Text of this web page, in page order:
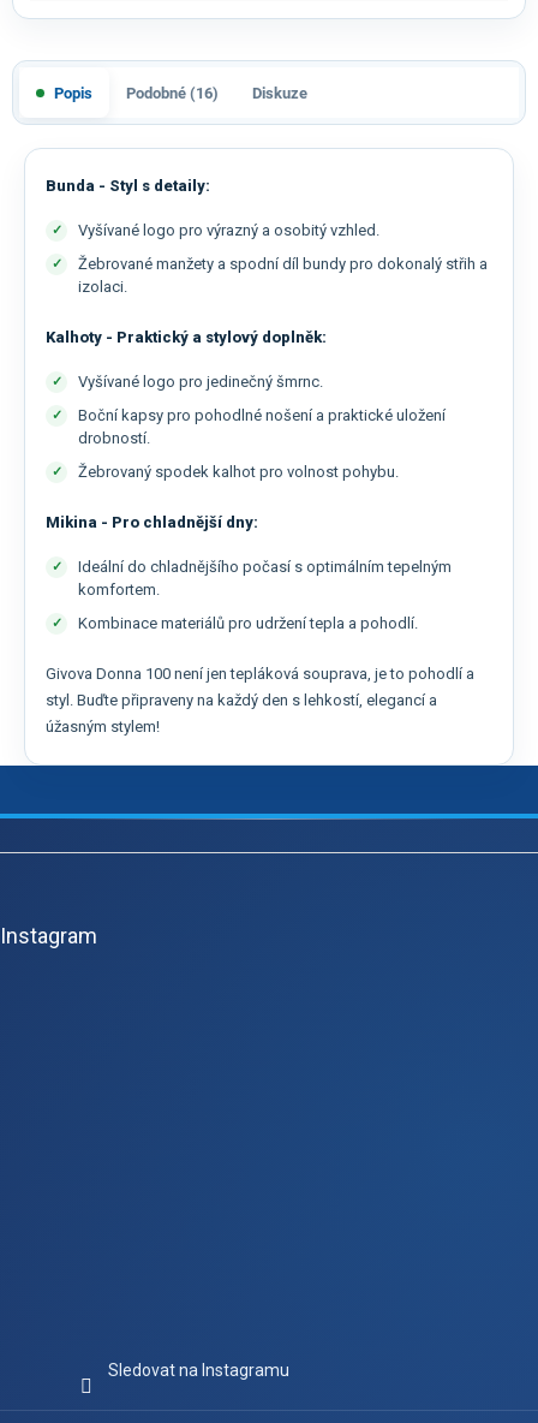
Popis Podobné (16) Diskuze
Bunda - Styl s detaily:
Vyšívané logo pro výrazný a osobitý vzhled.
Žebrované manžety a spodní díl bundy pro dokonalý střih a
izolaci.
Kalhoty - Praktický a stylový doplněk:
Vyšívané logo pro jedinečný šmrnc.
Boční kapsy pro pohodlné nošení a praktické uložení
drobností.
Žebrovaný spodek kalhot pro volnost pohybu.
Mikina - Pro chladnější dny:
Ideální do chladnějšího počasí s optimálním tepelným
komfortem.
Kombinace materiálů pro udržení tepla a pohodlí.
Givova Donna 100 není jen tepláková souprava, je to pohodlí a
styl. Buďte připraveny na každý den s lehkostí, elegancí a
úžasným stylem!
Z
Instagram
Sledovat na Instagramu